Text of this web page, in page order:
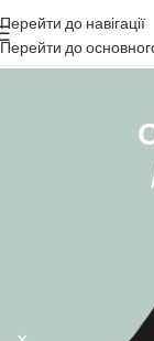
Перейти до навігації
Перейти до